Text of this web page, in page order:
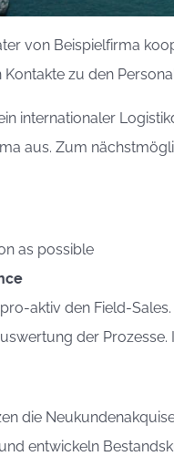
von Beispielfirma
zu den
internationaler
aus. Zum
as possible
aktiv den Field-
der
die
entwickeln